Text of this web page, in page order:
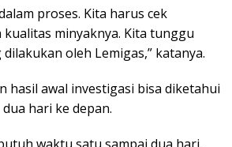
proses. Kita harus cek
minyaknya. Kita tunggu
oleh Lemigas,” katanya.
hasil awal investigasi bisa diketahui
hari ke depan.